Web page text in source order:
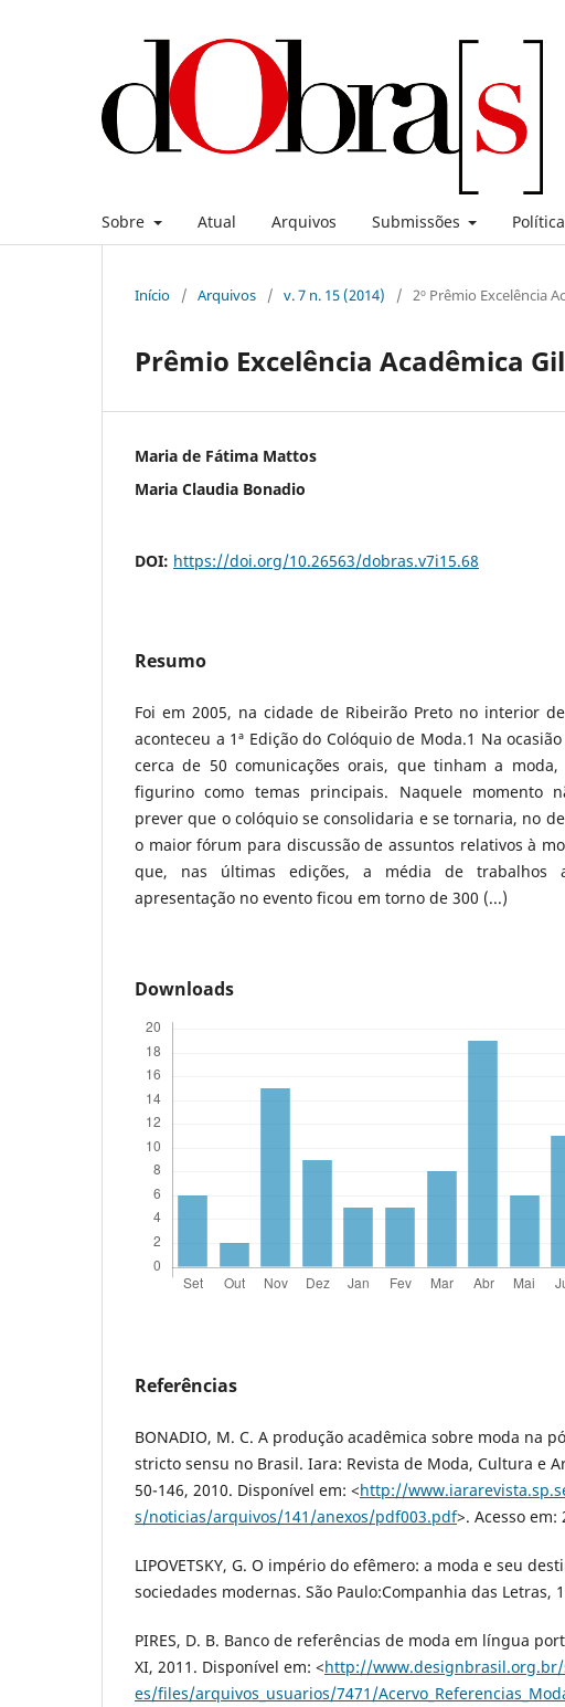
Sobre Atual Arquivos Submissões
Início / Arquivos / v. 7 n. 15 (2014) / 2º Prêmio Excelência
Prêmio Excelência Acadêmica
Maria de Fátima Mattos
Maria Claudia Bonadio
DOI: https://doi.org/10.26563/dobras.v7i15.68
Resumo
Foi em 2005, na cidade de Ribeirão Preto no interior
aconteceu a 1ª Edição do Colóquio de Moda.1 Na
cerca de 50 comunicações orais, que tinham a
figurino como temas principais. Naquele momento
prever que o colóquio se consolidaria e se tornaria, no
o maior fórum para discussão de assuntos relativos à
que, nas últimas edições, a média de trabalhos
apresentação no evento ficou em torno de 300 (...)
Downloads
Referências
BONADIO, M. C. A produção acadêmica sobre moda na
stricto sensu no Brasil. Iara: Revista de Moda, Cultura e
50-146, 2010. Disponível em: <http://
s/noticias/arquivos/141/anexos/pdf003.pdf>. Acesso em:
LIPOVETSKY, G. O império do efêmero: a moda e seu
sociedades modernas. São Paulo:Companhia das Letras,
PIRES, D. B. Banco de referências de moda em língua
XI, 2011. Disponível em: <http://
es/files/arquivos_usuarios/7471/